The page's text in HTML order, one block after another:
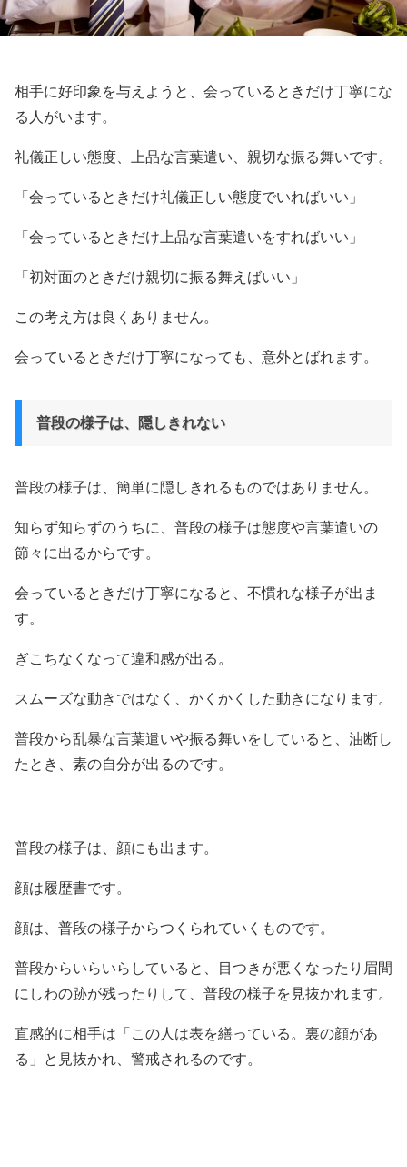
相手に好印象を与えようと、会っているときだけ丁寧にな
る人がいます。
礼儀正しい態度、上品な言葉遣い、親切な振る舞いです。
「会っているときだけ礼儀正しい態度でいればいい」
「会っているときだけ上品な言葉遣いをすればいい」
「初対面のときだけ親切に振る舞えばいい」
この考え方は良くありません。
会っているときだけ丁寧になっても、意外とばれます。
普段の様子は、隠しきれない
普段の様子は、簡単に隠しきれるものではありません。
知らず知らずのうちに、普段の様子は態度や言葉遣いの
節々に出るからです。
会っているときだけ丁寧になると、不慣れな様子が出ま
す。
ぎこちなくなって違和感が出る。
スムーズな動きではなく、かくかくした動きになります。
普段から乱暴な言葉遣いや振る舞いをしていると、油断し
たとき、素の自分が出るのです。
普段の様子は、顔にも出ます。
顔は履歴書です。
顔は、普段の様子からつくられていくものです。
普段からいらいらしていると、目つきが悪くなったり眉間
にしわの跡が残ったりして、普段の様子を見抜かれます。
直感的に相手は「この人は表を繕っている。裏の顔があ
る」と見抜かれ、警戒されるのです。